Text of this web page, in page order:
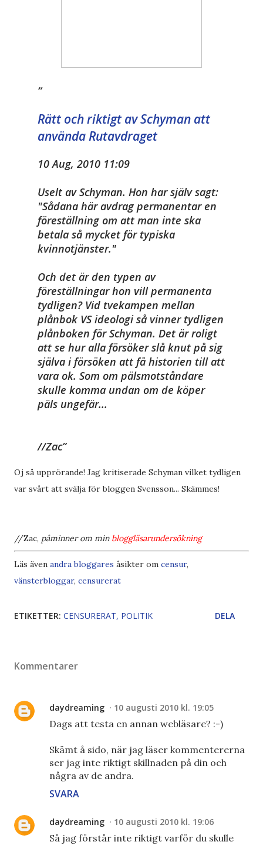
Rätt och riktigt av Schyman att
använda Rutavdraget
10 Aug, 2010 11:09
Uselt av Schyman. Hon har själv sagt:
"Sådana här avdrag permanentar en
föreställning om att man inte ska
betala så mycket för typiska
kvinnotjänster."
Och det är den typen av
föreställningar hon vill permanenta
tydligen? Vid tvekampen mellan
plånbok VS ideologi så vinner tydligen
plånboken för Schyman. Det är roligt
att se hur alla försöker slå knut på sig
själva i försöken att få historien till att
vara ok. Som om pälsmotståndare
skulle komma undan om de köper
päls ungefär...
//Zac
Oj så upprörande! Jag kritiserade Schyman vilket tydligen
var svårt att svälja för bloggen Svensson... Skämmes!
//Zac, påminner om min bloggläsarundersökning
Läs även andra bloggares åsikter om censur,
vänsterbloggar, censurerat
ETIKETTER: CENSURERAT POLITIK DELA
Kommentarer
daydreaming 10 augusti 2010 kl. 19:05
Dags att testa en annan webläsare? :-)
Skämt å sido, när jag läser kommentererna
ser jag inte riktigt skillnaden på din och
några av de andra.
SVARA
daydreaming 10 augusti 2010 kl. 19:06
Så jag förstår inte riktigt varför du skulle